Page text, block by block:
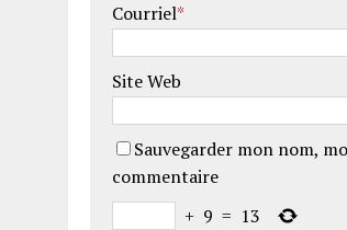
Courriel*
Site Web
Sauvegarder mon nom,
commentaire
+ 9 = 13